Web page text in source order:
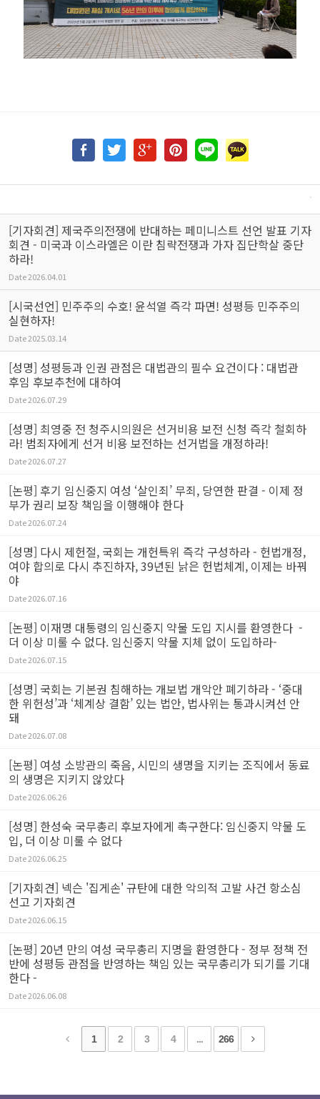
[기자회견] 제국주의전쟁에 반대하는 페미니스트 선언 발표 기자
회견 - 미국과 이스라엘은 이란 침략전쟁과 가자 집단학살 중단
하라!
Date2026.04.01
[시국선언] 민주주의 수호! 윤석열 즉각 파면! 성평등 민주주의
실현하자!
Date2025.03.14
[성명] 성평등과 인권 관점은 대법관의 필수 요건이다 : 대법관
후임 후보추천에 대하여
Date2026.07.29
[성명] 최영중 전 청주시의원은 선거비용 보전 신청 즉각 철회하
라! 범죄자에게 선거 비용 보전하는 선거법을 개정하라!
Date2026.07.27
[논평] 후기 임신중지 여성 ‘살인죄’ 무죄, 당연한 판결 - 이제 정
부가 권리 보장 책임을 이행해야 한다
Date2026.07.24
[성명] 다시 제헌절, 국회는 개헌특위 즉각 구성하라 - 헌법개정,
여야 합의로 다시 추진하자, 39년된 낡은 헌법체계, 이제는 바꿔
야
Date2026.07.16
[논평] 이재명 대통령의 임신중지 약물 도입 지시를 환영한다 -
더 이상 미룰 수 없다. 임신중지 약물 지체 없이 도입하라-
Date2026.07.15
[성명] 국회는 기본권 침해하는 개보법 개악안 폐기하라 - ‘중대
한 위헌성’과 ‘체계상 결함’ 있는 법안, 법사위는 통과시켜선 안
돼
Date2026.07.08
[논평] 여성 소방관의 죽음, 시민의 생명을 지키는 조직에서 동료
의 생명은 지키지 않았다
Date2026.06.26
[성명] 한성숙 국무총리 후보자에게 촉구한다: 임신중지 약물 도
입, 더 이상 미룰 수 없다
Date2026.06.25
[기자회견] 넥슨 '집게손' 규탄에 대한 악의적 고발 사건 항소심
선고 기자회견
Date2026.06.15
[논평] 20년 만의 여성 국무총리 지명을 환영한다 - 정부 정책 전
반에 성평등 관점을 반영하는 책임 있는 국무총리가 되기를 기대
한다 -
Date2026.06.08
1 2 3 4 ... 266